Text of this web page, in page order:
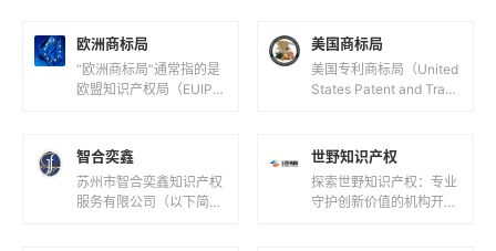
日本国内...
欧洲商标局
“欧洲商标局”通常指的是
欧盟知识产权局（EUIPO,
美国商标局
美国专利商标局（United
States Patent and Trade
智合奕鑫
苏州市智合奕鑫知识产权
服务有限公司（以下简称
世野知识产权
探索世野知识产权：专业
守护创新价值的机构开